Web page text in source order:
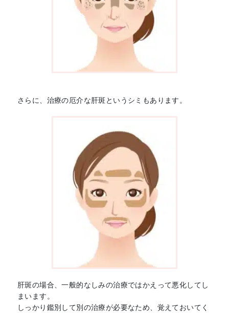
さらに、治療の厄介な肝斑というシミもあります。
肝斑の場合、一般的なしみの治療ではかえって悪化してし
まいます。
しっかり鑑別して別の治療が必要なため、覚えておいてく